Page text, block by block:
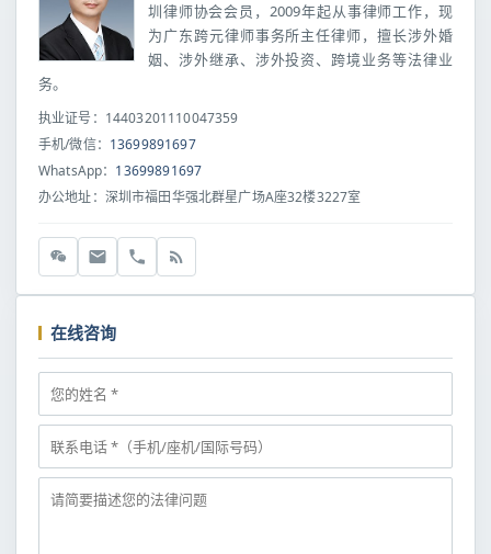
圳律师协会会员，2009年起从事律师工作，现
为广东跨元律师事务所主任律师，擅长涉外婚
姻、涉外继承、涉外投资、跨境业务等法律业
务。
执业证号：14403201110047359
手机/微信： 13699891697
WhatsApp： 13699891697
办公地址：深圳市福田华强北群星广场A座32楼3227室
在线咨询